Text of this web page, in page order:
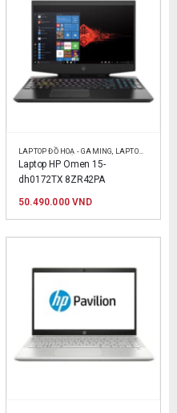
SINH VIÊN,LAPTOP VĂN PHÒNG
LAPTOP ĐỒ HOẠ - GAMING LAPTOP HP
Laptop HP Omen 15-
dh0172TX 8ZR42PA
50.490.000VND